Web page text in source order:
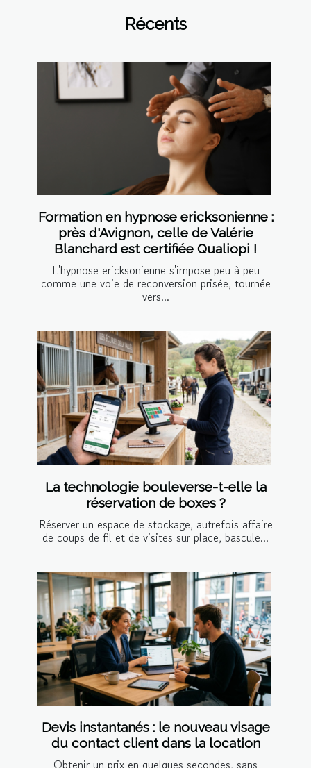
Récents
Formation en hypnose ericksonienne :
près d'Avignon, celle de Valérie
Blanchard est certifiée Qualiopi !
L'hypnose ericksonienne s'impose peu à peu
comme une voie de reconversion prisée, tournée
vers...
La technologie bouleverse-t-elle la
réservation de boxes ?
Réserver un espace de stockage, autrefois affaire
de coups de fil et de visites sur place, bascule...
Devis instantanés : le nouveau visage
du contact client dans la location
Obtenir un prix en quelques secondes, sans